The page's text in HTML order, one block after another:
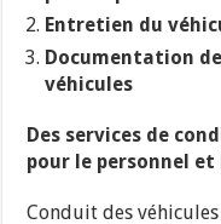
Entretien du
Documentation
véhicules
Des services de
pour le personnel
Conduit des